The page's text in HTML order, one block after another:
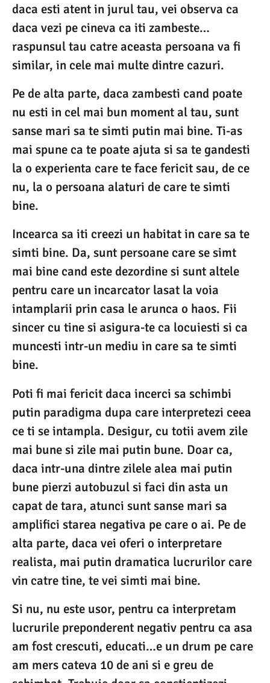
daca esti atent in jurul tau, vei observa ca
daca vezi pe cineva ca iti zambeste…
raspunsul tau catre aceasta persoana va fi
similar, in cele mai multe dintre cazuri.
Pe de alta parte, daca zambesti cand poate
nu esti in cel mai bun moment al tau, sunt
sanse mari sa te simti putin mai bine. Ti-as
mai spune ca te poate ajuta si sa te gandesti
la o experienta care te face fericit sau, de ce
nu, la o persoana alaturi de care te simti
bine.
Incearca sa iti creezi un habitat in care sa te
simti bine. Da, sunt persoane care se simt
mai bine cand este dezordine si sunt altele
pentru care un incarcator lasat la voia
intamplarii prin casa le arunca o haos. Fii
sincer cu tine si asigura-te ca locuiesti si ca
muncesti intr-un mediu in care sa te simti
bine.
Poti fi mai fericit daca incerci sa schimbi
putin paradigma dupa care interpretezi ceea
ce ti se intampla. Desigur, cu totii avem zile
mai bune si zile mai putin bune. Doar ca,
daca intr-una dintre zilele alea mai putin
bune pierzi autobuzul si faci din asta un
capat de tara, atunci sunt sanse mari sa
amplifici starea negativa pe care o ai. Pe de
alta parte, daca vei oferi o interpretare
realista, mai putin dramatica lucrurilor care
vin catre tine, te vei simti mai bine.
Si nu, nu este usor, pentru ca interpretam
lucrurile preponderent negativ pentru ca asa
am fost crescuti, educati…e un drum pe care
am mers cateva 10 de ani si e greu de